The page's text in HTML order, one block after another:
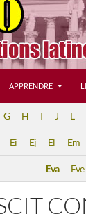
APPRENDRE
G H I J L
Ei Ej El Em
Eva Eve